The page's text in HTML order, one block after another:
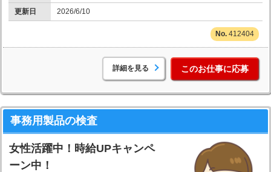
更新日 2026/6/10
412404
詳細を見る このお仕事に応募
事務用製品の検査
女性活躍中！時給UPキャンペ
ーン中！